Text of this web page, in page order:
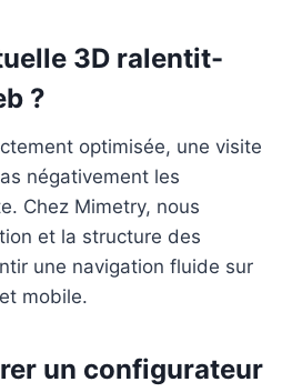
3D ralentit-
?
optimisée, une visite
négativement les
Chez Mimetry, nous
et la structure des
une navigation fluide sur
mobile.
un configurateur